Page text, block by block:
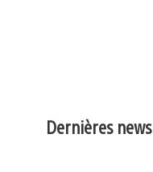
Dernières news